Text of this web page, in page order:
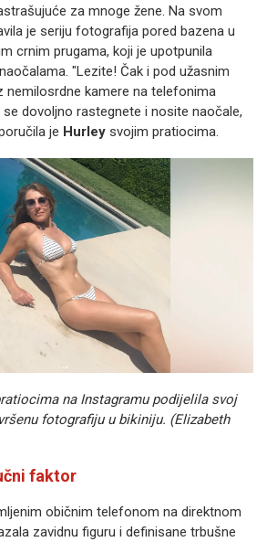
za mnoge žene. Na svom
je seriju fotografija pored bazena u
crnim prugama, koji je upotpunila
"Lezite! Čak i pod užasnim
nemilosrdne kamere na telefonima
dovoljno rastegnete i nosite naočale,
je Hurley svojim pratiocima.
na Instagramu podijelila svoj
fotografiju u bikiniju. (Elizabeth
faktor
običnim telefonom na direktnom
zavidnu figuru i definisane trbušne